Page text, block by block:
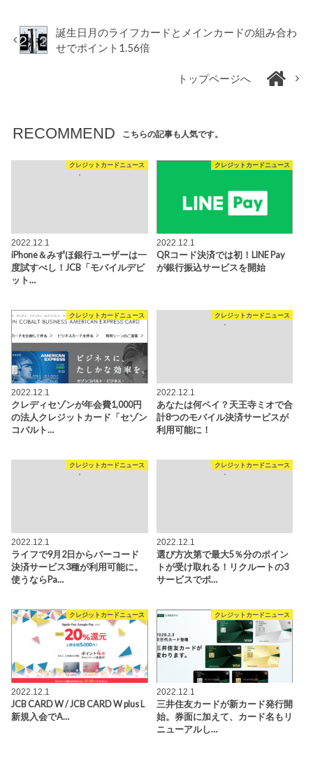
誕生日月のライフカードとメインカードの組み合わ
せでポイント1.56倍
トップページへ
RECOMMEND こちらの記事も人気です。
クレジットカードニュース
2022.12.1
iPhone＆みずほ銀行ユーザーは一
度試すべし！JCB「モバイルデビ
ット…
クレジットカードニュース
2022.12.1
QRコード決済では初！LINE Pay
が銀行振込サービスを開始
クレジットカードニュース
2022.12.1
クレディセゾンが年会費1,000円
の法人クレジットカード「セゾン
コバルト…
クレジットカードニュース
2022.12.1
あなたは何ペイ？天王寺ミオで合
計8つのモバイル決済サービスが
利用可能に！
クレジットカードニュース
2022.12.1
ライフで9月2日からバーコード
決済サービス3種が利用可能に。
使うならPa…
クレジットカードニュース
2022.12.1
選び方次第で最大5％分のポイン
トが受け取れる！リクルートの3
サービスでポ…
クレジットカードニュース
2022.12.1
JCB CARD W / JCB CARD W plus L
新規入会でA…
クレジットカードニュース
2022.12.1
三井住友カードが新カード発行開
始。券面に加えて、カード名もリ
ニューアルし…